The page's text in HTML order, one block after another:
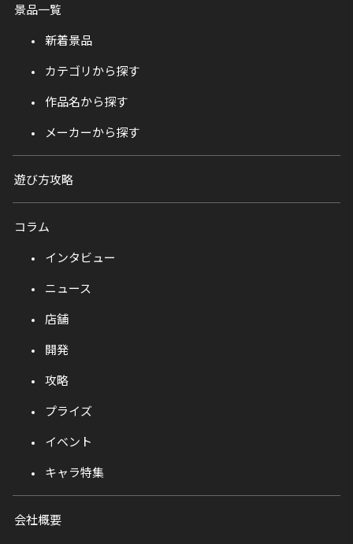
景品一覧
新着景品
カテゴリから探す
作品名から探す
メーカーから探す
遊び方攻略
コラム
インタビュー
ニュース
店舗
開発
攻略
プライズ
イベント
キャラ特集
会社概要